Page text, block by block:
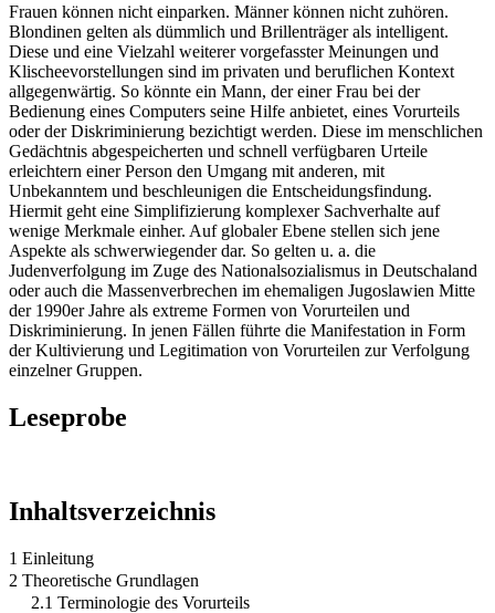
Frauen können nicht einparken. Männer können nicht zuhören.
Blondinen gelten als dümmlich und Brillenträger als intelligent.
Diese und eine Vielzahl weiterer vorgefasster Meinungen und
Klischeevorstellungen sind im privaten und beruflichen Kontext
allgegenwärtig. So könnte ein Mann, der einer Frau bei der
Bedienung eines Computers seine Hilfe anbietet, eines Vorurteils
oder der Diskriminierung bezichtigt werden. Diese im menschlichen
Gedächtnis abgespeicherten und schnell verfügbaren Urteile
erleichtern einer Person den Umgang mit anderen, mit
Unbekanntem und beschleunigen die Entscheidungsfindung.
Hiermit geht eine Simplifizierung komplexer Sachverhalte auf
wenige Merkmale einher. Auf globaler Ebene stellen sich jene
Aspekte als schwerwiegender dar. So gelten u. a. die
Judenverfolgung im Zuge des Nationalsozialismus in Deutschaland
oder auch die Massenverbrechen im ehemaligen Jugoslawien Mitte
der 1990er Jahre als extreme Formen von Vorurteilen und
Diskriminierung. In jenen Fällen führte die Manifestation in Form
der Kultivierung und Legitimation von Vorurteilen zur Verfolgung
einzelner Gruppen.
Leseprobe
Inhaltsverzeichnis
1 Einleitung
2 Theoretische Grundlagen
2.1 Terminologie des Vorurteils